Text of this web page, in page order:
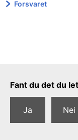
Forsvaret
Fant du det du
Ja Nei